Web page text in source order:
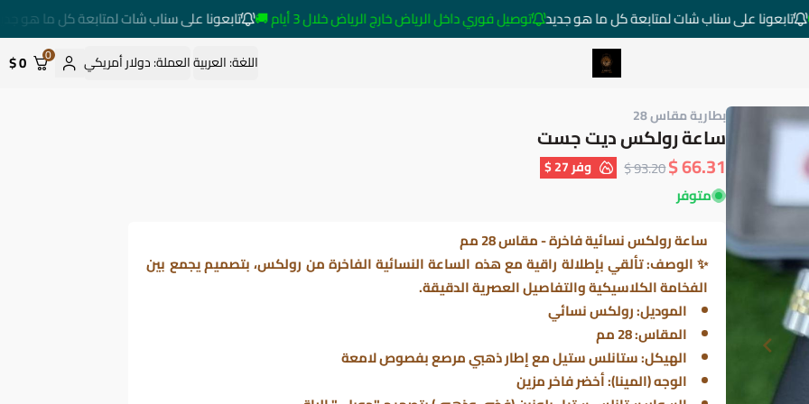
تابعونا على سناب شات لمتابعة كل ما هو جديد توصيل فوري داخل الرياض خارج الرياض خلال 3 أيام 🚚 تابعونا على سناب شات لمتابعة كل ما هو جديد
متجر ساعات رومانس اللغة:العربيةالعملة:دولار أمريكي 0
0 $
بطارية مقاس 28
ساعة رولكس ديت جست
66.31 $
93.20 $ وفر27 $
متوفر
ساعة رولكس نسائية فاخرة - مقاس 28 مم
✨ الوصف: تألقي بإطلالة راقية مع هذه الساعة النسائية الفاخرة من رولكس، بتصميم يجمع بين
الفخامة الكلاسيكية والتفاصيل العصرية الدقيقة.
الموديل: رولكس نسائي
المقاس: 28 مم
الهيكل: ستانلس ستيل مع إطار ذهبي مرصع بفصوص لامعة
الوجه (المينا): أخضر فاخر مزين